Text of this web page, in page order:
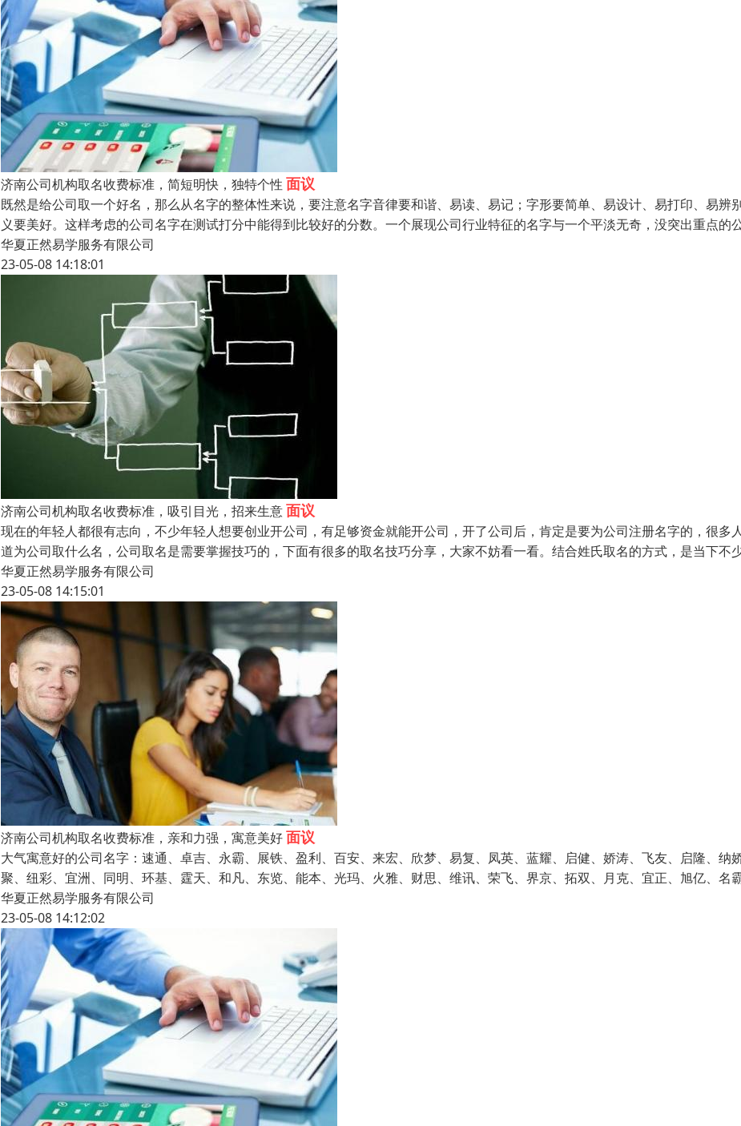
济南公司机构取名收费标准，简短明快，独特个性 面议
既然是给公司取一个好名，那么从名字的整体性来说，要注意名字音律要和谐、易读、易记；字形要简单、易设计、易打印、易辨
义要美好。这样考虑的公司名字在测试打分中能得到比较好的分数。一个展现公司行业特征的名字与一个平淡无奇，没突出重点的
华夏正然易学服务有限公司
23-05-08 14:18:01
济南公司机构取名收费标准，吸引目光，招来生意面议
现在的年轻人都很有志向，不少年轻人想要创业开公司，有足够资金就能开公司，开了公司后，肯定是要为公司注册名字的，很多
道为公司取什么名，公司取名是需要掌握技巧的，下面有很多的取名技巧分享，大家不妨看一看。结合姓氏取名的方式，是当下不
华夏正然易学服务有限公司
23-05-08 14:15:01
济南公司机构取名收费标准，亲和力强，寓意美好面议
大气寓意好的公司名字：速通、卓吉、永霸、展铁、盈利、百安、来宏、欣梦、易复、凤英、蓝耀、启健、娇涛、飞友、启隆、纳
聚、纽彩、宜洲、同明、环基、霆天、和凡、东览、能本、光玛、火雅、财思、维讯、荣飞、界京、拓双、月克、宜正、旭亿、名
华夏正然易学服务有限公司
23-05-08 14:12:02